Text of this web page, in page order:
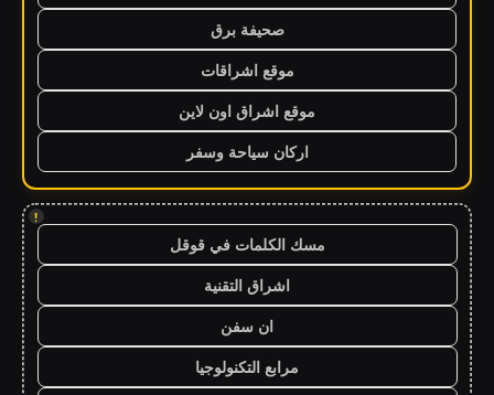
صحيفة برق
موقع اشراقات
موقع اشراق اون لاين
اركان سياحة وسفر
!
مسك الكلمات في قوقل
اشراق التقنية
ان سفن
مرابع التكنولوجيا